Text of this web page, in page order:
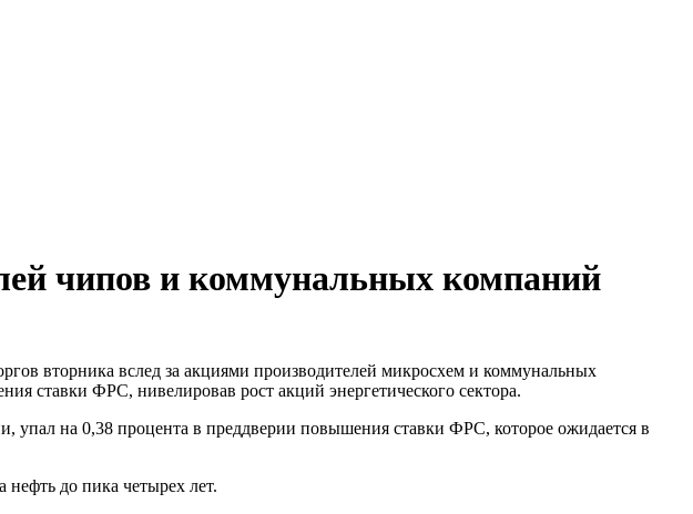
чипов и коммунальных компаний
вторника вслед за акциями производителей микросхем и коммунальных
ставки ФРС, нивелировав рост акций энергетического сектора.
упал на 0,38 процента в преддверии повышения ставки ФРС, которое ожидается в
нефть до пика четырех лет.